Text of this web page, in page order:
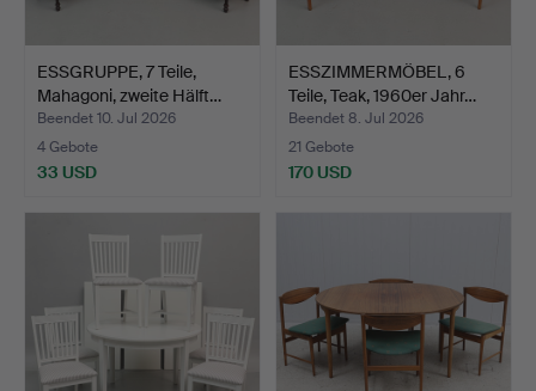
ESSGRUPPE, 7 Teile,
Mahagoni, zweite Hälft…
Beendet 10. Jul 2026
4 Gebote
33 USD
ESSZIMMERMÖBEL, 6
Teile, Teak, 1960er Jahr…
Beendet 8. Jul 2026
21 Gebote
170 USD